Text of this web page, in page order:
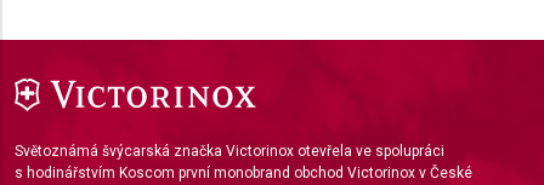
Světoznámá švýcarská značka Victorinox otevřela ve spolupráci
s hodinářstvím Koscom první monobrand obchod Victorinox v České